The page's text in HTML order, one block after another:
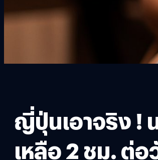
ญี่ปุ่นเอาจริง !
เหลือ 2 ชม. ต่อ